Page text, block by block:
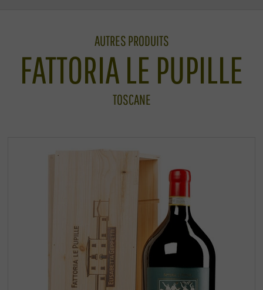
AUTRES PRODUITS
FATTORIA LE PUPILLE
TOSCANE